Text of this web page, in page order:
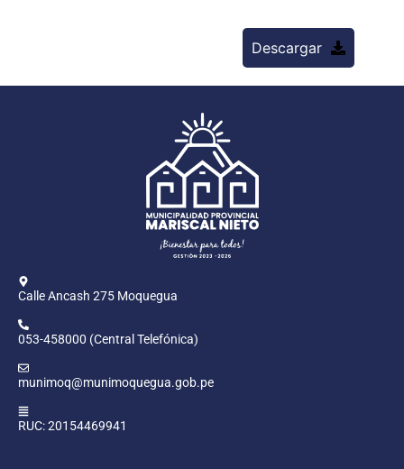
Descargar
Calle Ancash 275 Moquegua
053-458000 (Central Telefónica)
munimoq@munimoquegua.gob.pe
RUC: 20154469941